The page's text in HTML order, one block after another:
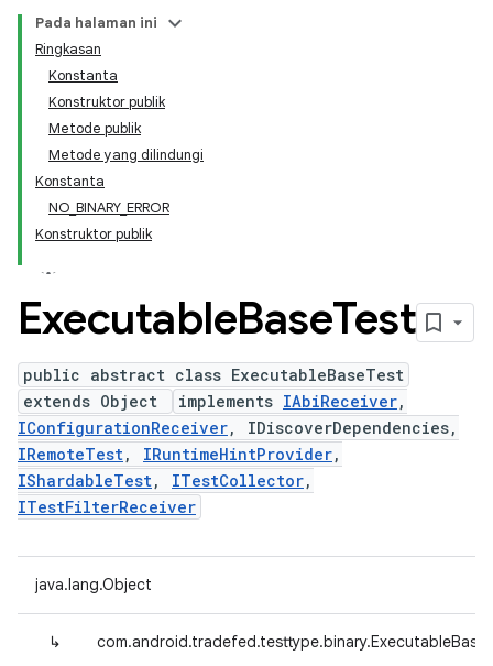
Pada halaman ini
Ringkasan
Konstanta
Konstruktor publik
Metode publik
Metode yang dilindungi
Konstanta
NO_BINARY_ERROR
Konstruktor publik
ExecutableBaseTest
public abstract class ExecutableBaseTest
extends Object
implements IAbiReceiver,
IConfigurationReceiver, IDiscoverDependencies,
IRemoteTest, IRuntimeHintProvider,
IShardableTest, ITestCollector,
ITestFilterReceiver
java.lang.Object
↳